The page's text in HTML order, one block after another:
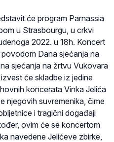
će program Parnassia
u Strasbourgu, u crkvi
2022. u 18h. Koncert
Dana sjećanja na
sjećanja na žrtvu Vukovara
će skladbe iz jedine
koncerata Vinka Jelića
njegovih suvremenika, čime
i tragični događaji
ovim će se koncertom
navedene Jelićeve zbirke,